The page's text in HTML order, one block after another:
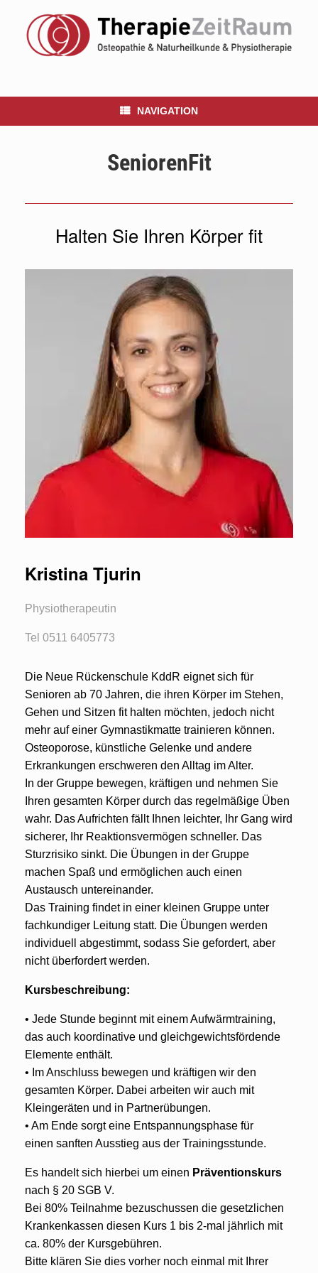
NAVIGATION
SeniorenFit
Halten Sie Ihren Körper fit
Kristina Tjurin
Physiotherapeutin
Tel 0511 6405773
Die Neue Rückenschule KddR eignet sich für
Senioren ab 70 Jahren, die ihren Körper im Stehen,
Gehen und Sitzen fit halten möchten, jedoch nicht
mehr auf einer Gymnastikmatte trainieren können.
Osteoporose, künstliche Gelenke und andere
Erkrankungen erschweren den Alltag im Alter.
In der Gruppe bewegen, kräftigen und nehmen Sie
Ihren gesamten Körper durch das regelmäßige Üben
wahr. Das Aufrichten fällt Ihnen leichter, Ihr Gang wird
sicherer, Ihr Reaktionsvermögen schneller. Das
Sturzrisiko sinkt. Die Übungen in der Gruppe
machen Spaß und ermöglichen auch einen
Austausch untereinander.
Das Training findet in einer kleinen Gruppe unter
fachkundiger Leitung statt. Die Übungen werden
individuell abgestimmt, sodass Sie gefordert, aber
nicht überfordert werden.
Kursbeschreibung:
• Jede Stunde beginnt mit einem Aufwärmtraining,
das auch koordinative und gleichgewichtsfördende
Elemente enthält.
• Im Anschluss bewegen und kräftigen wir den
gesamten Körper. Dabei arbeiten wir auch mit
Kleingeräten und in Partnerübungen.
• Am Ende sorgt eine Entspannungsphase für
einen sanften Ausstieg aus der Trainingsstunde.
Es handelt sich hierbei um einen Präventionskurs
nach § 20 SGB V.
Bei 80% Teilnahme bezuschussen die gesetzlichen
Krankenkassen diesen Kurs 1 bis 2-mal jährlich mit
ca. 80% der Kursgebühren.
Bitte klären Sie dies vorher noch einmal mit Ihrer